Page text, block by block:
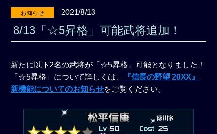
お知らせ 2021/8/13
8/13「☆5昇格」可能武将追加！
新たに以下2名の武将が「☆5昇格」可能となりました！
「☆5昇格」について詳しくは、
『信長の野望 20XX』
新機能についてのお知らせをご覧ください。